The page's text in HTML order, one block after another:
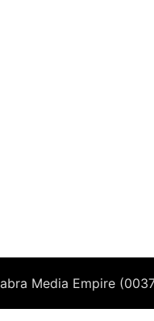
Media Empire